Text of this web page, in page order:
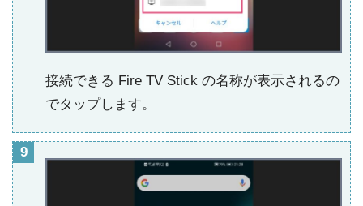
接続できる Fire TV Stick の名称が表示されるの
でタップします。